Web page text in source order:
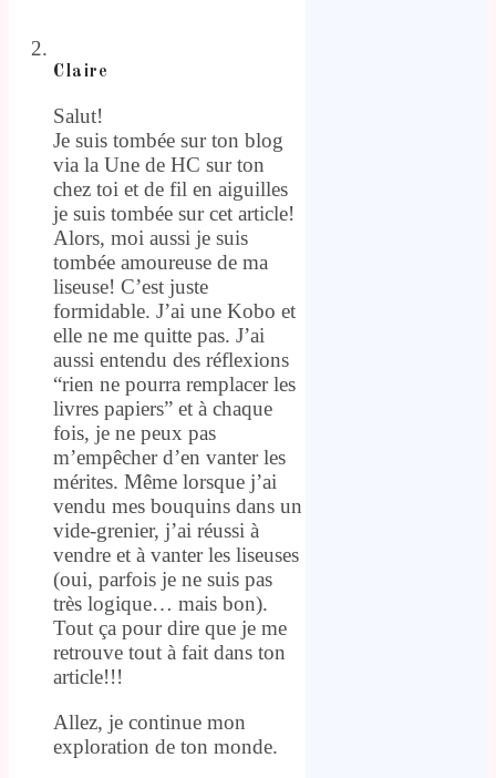
Claire
Salut!
Je suis tombée sur ton blog
via la Une de HC sur ton
chez toi et de fil en aiguilles
je suis tombée sur cet article!
Alors, moi aussi je suis
tombée amoureuse de ma
liseuse! C’est juste
formidable. J’ai une Kobo et
elle ne me quitte pas. J’ai
aussi entendu des réflexions
“rien ne pourra remplacer les
livres papiers” et à chaque
fois, je ne peux pas
m’empêcher d’en vanter les
mérites. Même lorsque j’ai
vendu mes bouquins dans un
vide-grenier, j’ai réussi à
vendre et à vanter les liseuses
(oui, parfois je ne suis pas
très logique… mais bon).
Tout ça pour dire que je me
retrouve tout à fait dans ton
article!!!
Allez, je continue mon
exploration de ton monde.